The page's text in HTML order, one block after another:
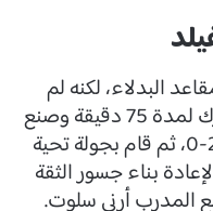
البدلاء، لكنه لم
يتأخر في التأثير داخل الملعب. شارك لمدة 75 دقيقة وصنع
تمريرة حاسمة ساهمت في الفوز 2-0، ثم قام بجولة تحية
بناء جسور الثقة
المدرب أرني سلوت.